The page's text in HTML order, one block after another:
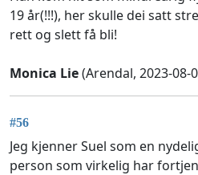
19 år(!!!), her skulle dei satt
rett og slett få bli!
Monica Lie(Arendal, 2023-08-
#56
Jeg kjenner Suel som en
person som virkelig har